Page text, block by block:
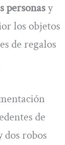
personasy
los objetos
de regalos
de
dos robos